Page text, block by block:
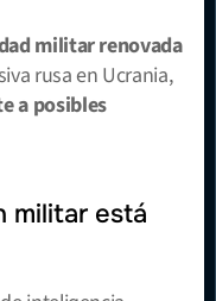
militar renovada
rusa en Ucrania,
a posibles
militar está